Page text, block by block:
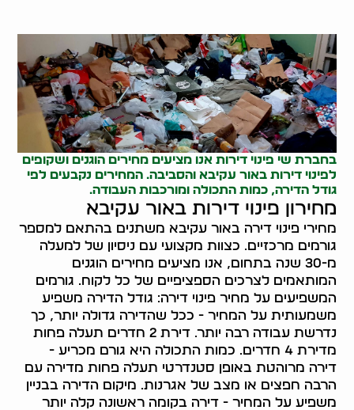
בחברת שי פינוי דירות אנו מציעים מחירים הוגנים ושקופים
לפינוי דירות באור עקיבא והסביבה. המחירים נקבעים לפי
גודל הדירה, כמות התכולה ומורכבות העבודה.
מחירון פינוי דירות באור עקיבא
מחירי פינוי דירה באור עקיבא משתנים בהתאם למספר
גורמים מרכזיים. כצוות מקצועי עם ניסיון של למעלה
מ-30 שנה בתחום, אנו מציעים מחירים הוגנים
המותאמים לצרכים הספציפיים של כל לקוח. גורמים
המשפיעים על מחיר פינוי דירה: גודל הדירה משפיע
משמעותית על המחיר - ככל שהדירה גדולה יותר, כך
נדרשת עבודה רבה יותר. דירת 2 חדרים תעלה פחות
מדירת 4 חדרים. כמות התכולה היא גורם מכריע -
דירה מרוהטת באופן סטנדרטי תעלה פחות מדירה עם
הרבה חפצים או מצב של אגרנות. מיקום הדירה בבניין
משפיע על המחיר - דירה בקומה ראשונה קלה יותר